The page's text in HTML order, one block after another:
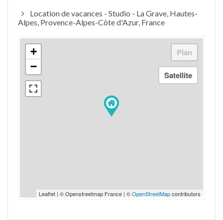
Location de vacances - Studio - La Grave, Hautes-
Alpes, Provence-Alpes-Côte d'Azur, France
+
−
Leaflet | © Openstreetmap France | ©OpenStreetMapcontributors